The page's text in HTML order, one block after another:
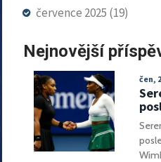
července 2025 (19)
Nejnovější
čen,
do